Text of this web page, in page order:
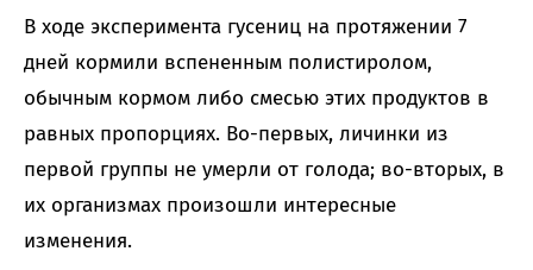
В ходе эксперимента гусениц на протяжении 7
дней кормили вспененным полистиролом,
обычным кормом либо смесью этих продуктов в
равных пропорциях. Во-первых, личинки из
первой группы не умерли от голода; во-вторых, в
их организмах произошли интересные
изменения.